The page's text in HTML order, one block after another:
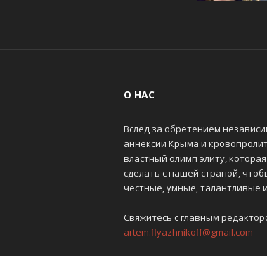
О НАС
Вслед за обретением
аннексии Крыма и
властный олимп элиту,
сделать с нашей страной,
честные, умные, талантливые
Свяжитесь с главным
artem.flyazhnikoff@gmail.com